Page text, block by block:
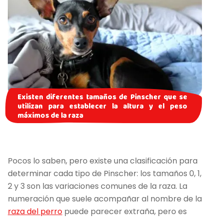
Existen diferentes tamaños de Pinscher que se
utilizan para establecer la altura y el peso
máximos de la raza
Pocos lo saben, pero existe una clasificación para
determinar cada tipo de Pinscher: los tamaños 0, 1,
2 y 3 son las variaciones comunes de la raza. La
numeración que suele acompañar al nombre de la
raza del perro puede parecer extraña, pero es